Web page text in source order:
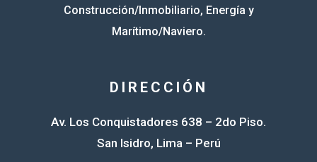
Construcción/Inmobiliario, Energía y
Marítimo/Naviero.
DIRECCIÓN
Av. Los Conquistadores 638 – 2do Piso.
San Isidro, Lima – Perú